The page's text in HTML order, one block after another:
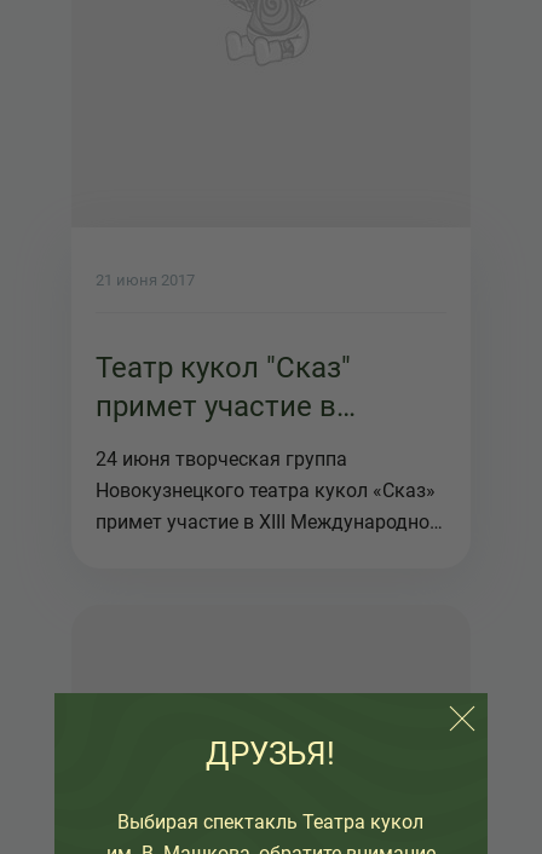
21 июня 2017
Театр кукол "Сказ"
примет участие в
Международном
фестивале Кукарт
24 июня творческая группа
Новокузнецкого театра кукол «Сказ»
примет участие в XIII Международном
ДРУЗЬЯ!
Выбирая спектакль Театра кукол